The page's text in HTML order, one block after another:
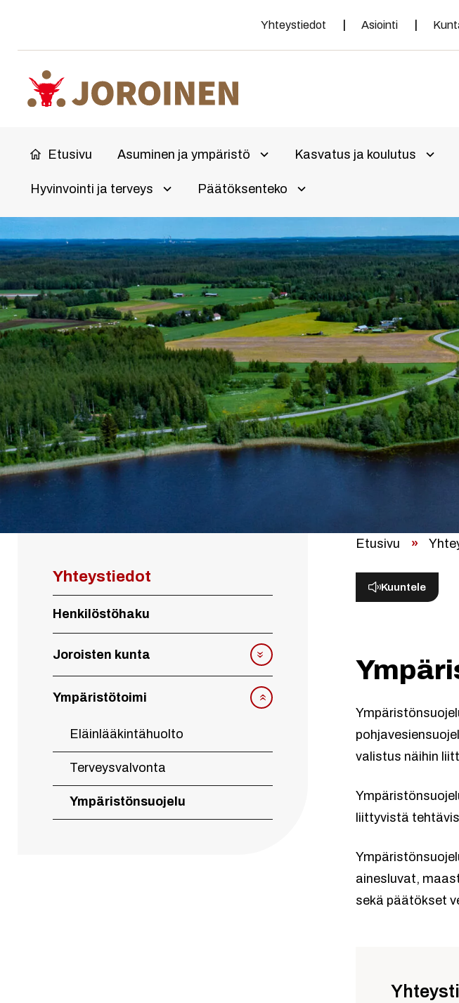
sisältöön
Yhteystiedot Asiointi
Etusivu Asuminen ja ympäristö Avaa alivalikko
Kasvatus ja koulutus Avaa
Hyvinvointi ja terveys Avaa alivalikko
Päätöksenteko Avaa alivalikko
Yhteystiedot
Henkilöstöhaku
Joroisten kunta
Ympäristötoimi
Eläinlääkintähuolto
Terveysvalvonta
Ympäristönsuojelu
täällä:
Etusivu »
Kuuntele
valistus näihin
liittyvistä
ainesluvat,
sekä päätökset